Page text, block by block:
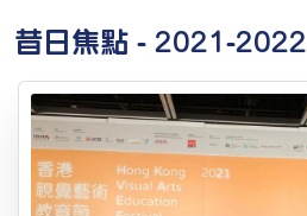
昔日焦點 - 2021-2022